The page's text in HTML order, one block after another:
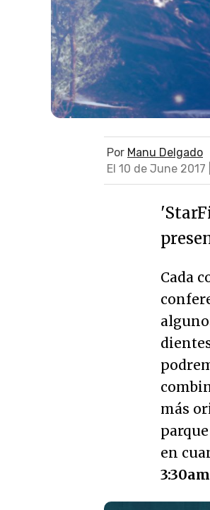
Por Manu Delgado
El 10 de June 2017
Cada
más
en
3:30am